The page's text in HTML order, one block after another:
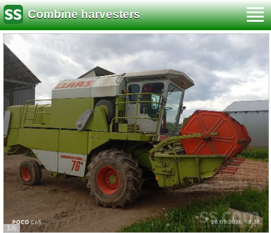
Combine harvesters
1/6